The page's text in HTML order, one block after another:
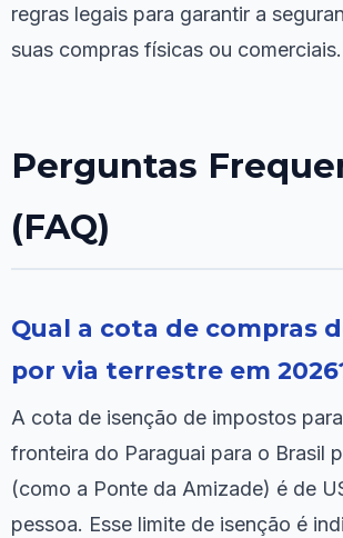
regras legais para garantir a
suas compras físicas ou comerciais.
Perguntas
(FAQ)
Qual a cota de compras
por via terrestre em
A cota de isenção de impostos
fronteira do Paraguai para o Brasil
(como a Ponte da Amizade) é de
pessoa. Esse limite de isenção é